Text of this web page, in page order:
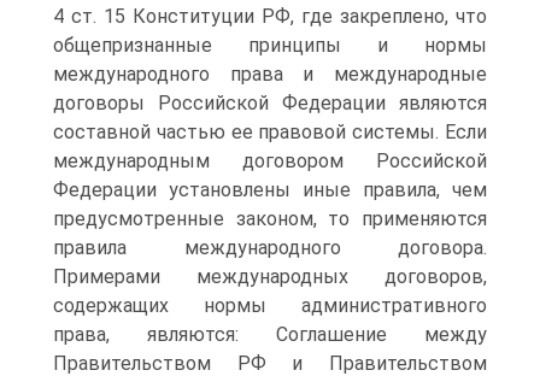
4 ст. 15 Конституции РФ, где закреплено, что
общепризнанные принципы и нормы
международного права и международные
договоры Российской Федерации являются
составной частью ее правовой системы. Если
международным договором Российской
Федерации установлены иные правила, чем
предусмотренные законом, то применяются
правила международного договора.
Примерами международных договоров,
содержащих нормы административного
права, являются: Соглашение между
Правительством РФ и Правительством